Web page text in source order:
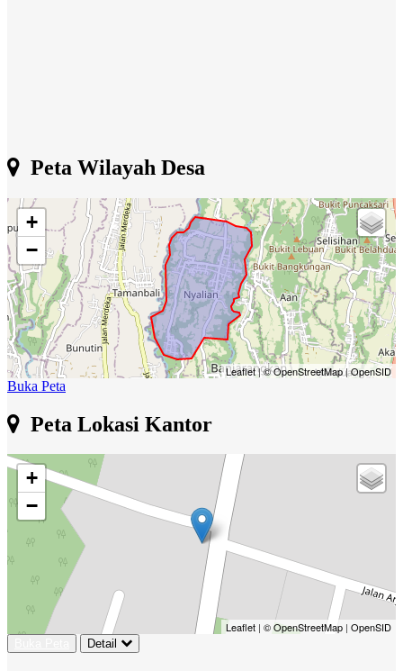
Peta Wilayah Desa
+
−
Leaflet|© OpenStreetMap|OpenSID
Buka Peta
Peta Lokasi Kantor
+
−
Leaflet | © OpenStreetMap | OpenSID
Detail